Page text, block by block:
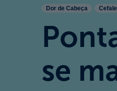
Dor de Cabeça
se